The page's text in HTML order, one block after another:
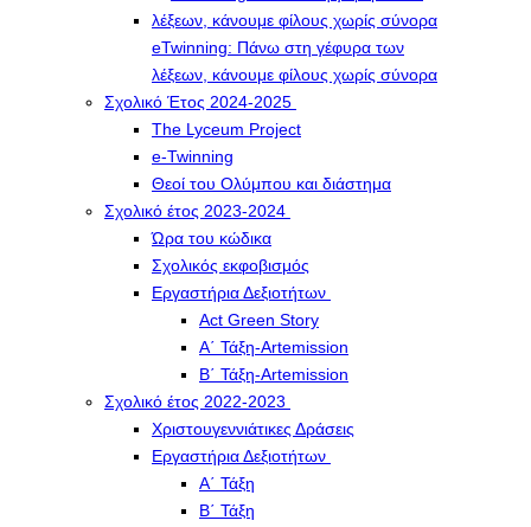
eTwinning: Πάνω στη γέφυρα των
λέξεων, κάνουμε φίλους χωρίς σύνορα
Σχολικό Έτος 2024-2025
The Lyceum Project
e-Twinning
Θεοί του Ολύμπου και διάστημα
Σχολικό έτος 2023-2024
Ώρα του κώδικα
Σχολικός εκφοβισμός
Εργαστήρια Δεξιοτήτων
Act Green Story
Α΄ Τάξη-Artemission
Β΄ Τάξη-Artemission
Σχολικό έτος 2022-2023
Χριστουγεννιάτικες Δράσεις
Εργαστήρια Δεξιοτήτων
Α΄ Τάξη
Β΄ Τάξη